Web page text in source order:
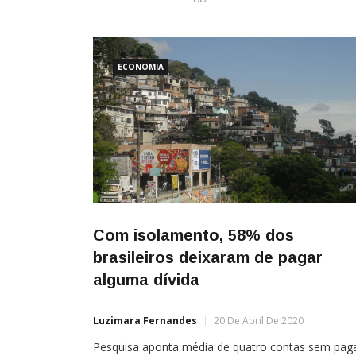
ECONOMIA
Com isolamento, 58% dos
brasileiros deixaram de pagar
alguma dívida
Luzimara Fernandes 20 De Abril De 2020
Pesquisa aponta média de quatro contas sem